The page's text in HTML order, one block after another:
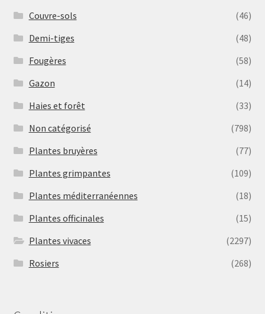
Couvre-sols
(46)
Demi-tiges
(48)
Fougères
(58)
Gazon
(14)
Haies et forêt
(33)
Non catégorisé
(798)
Plantes bruyères
(77)
Plantes grimpantes
(109)
Plantes méditerranéennes
(18)
Plantes officinales
(15)
Plantes vivaces
(2297)
Rosiers
(268)